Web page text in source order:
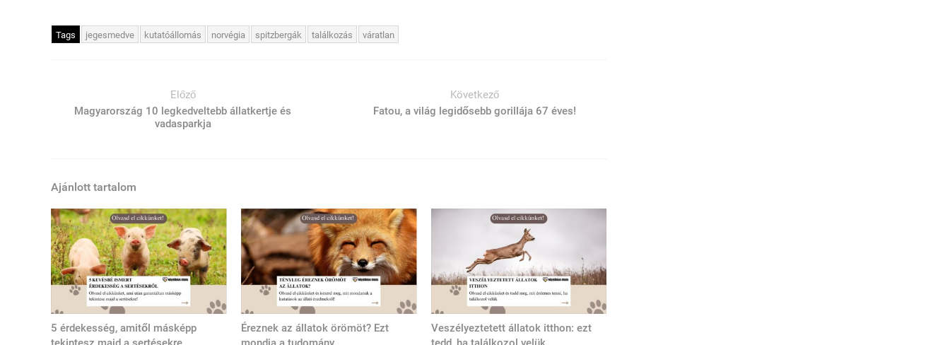
Tags jegesmedve kutatóállomás norvégia spitzbergák találkozás váratlan
Előző
Magyarország 10 legkedveltebb állatkertje és
vadasparkja
Következő
Fatou, a világ legidősebb gorillája 67 éves!
Ajánlott tartalom
5 érdekesség, amitől másképp
Éreznek az állatok örömöt? Ezt
Veszélyeztetett állatok itthon: ezt